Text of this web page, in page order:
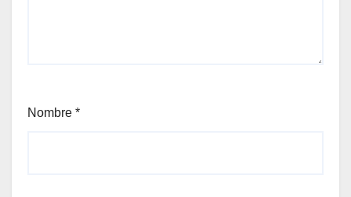
Nombre *